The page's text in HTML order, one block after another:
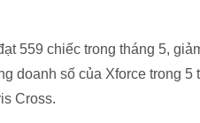
559 chiếc trong tháng 5,
doanh số của Xforce trong
Cross.